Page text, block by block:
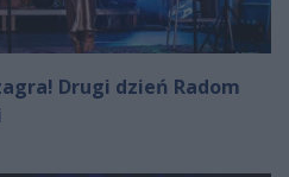
Drugi dzień Radom